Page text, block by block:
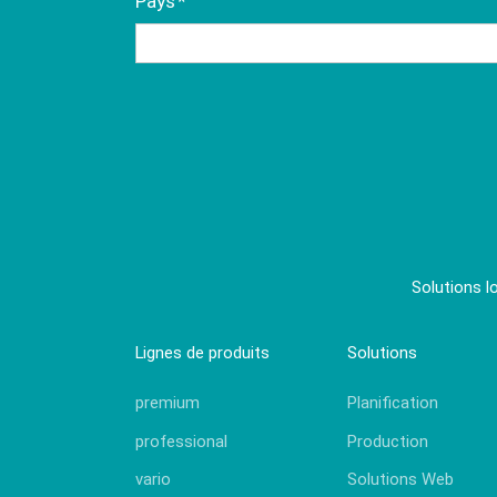
obligatoire
Solutions
Lignes de produits
premium
professional
vario
Solutions
Planification
Production
Solutions Web